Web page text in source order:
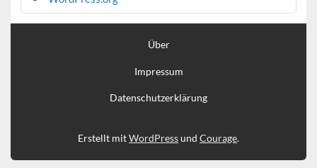
Über
Impressum
Datenschutzerklärung
Erstellt mitWordPressund Courage.